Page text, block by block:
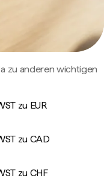
zu anderen wichtigen
zu EUR
zu CAD
zu CHF